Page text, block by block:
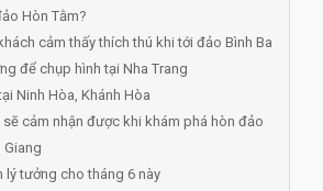
Hòn Tằm?
cảm thấy thích thú khi tới đảo Bình Ba
để chụp hình tại Nha Trang
Ninh Hòa, Khánh Hòa
sẽ cảm nhận được khi khám phá hòn đảo
Giang
lý tưởng cho tháng 6 này